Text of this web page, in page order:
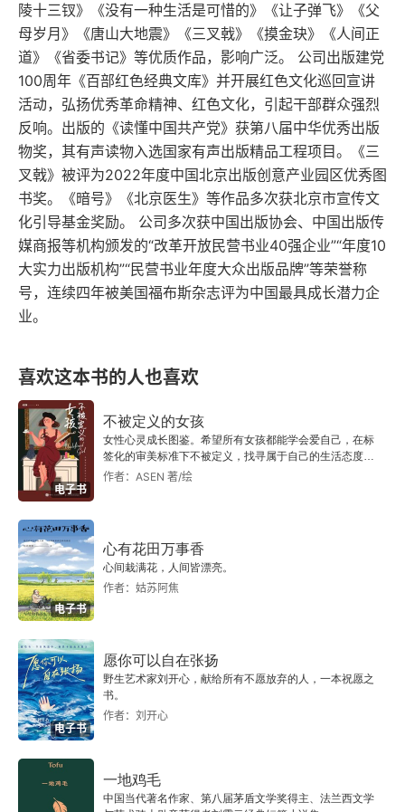
今朝有酒
白桦林
颠簸的记忆
借书奇遇记
华梅西餐厅
美丽的脆弱
草帽歌
北大荒的教育诗
后知青时代的“老三样”
赛什腾的月亮
麦秸垛和豆秸垛
复华去了柴达木
北大荒那盏马灯
第三辑 此去繁华，风景里有家
林荫路
平安即福
年轻时去远方漂泊
陵十三钗》《没有一种生活是可惜的》《让子弹飞》《父
母岁月》《唐山大地震》《三叉戟》《摸金玦》《人间正
道》《省委书记》等优质作品，影响广泛。 公司出版建党
100周年《百部红色经典文库》并开展红色文化巡回宣讲
活动，弘扬优秀革命精神、红色文化，引起干部群众强烈
反响。出版的《读懂中国共产党》获第八届中华优秀出版
物奖，其有声读物入选国家有声出版精品工程项目。《三
叉戟》被评为2022年度中国北京出版创意产业园区优秀图
书奖。《暗号》《北京医生》等作品多次获北京市宣传文
化引导基金奖励。 公司多次获中国出版协会、中国出版传
媒商报等机构颁发的“改革开放民营书业40强企业”“年度10
大实力出版机构”“民营书业年度大众出版品牌”等荣誉称
号，连续四年被美国福布斯杂志评为中国最具成长潜力企
业。
喜欢这本书的人也喜欢
电子书
不被定义的女孩
女性心灵成长图鉴。希望所有女孩都能学会爱自己，在标
签化的审美标准下不被定义，找寻属于自己的生活态度与
生活方式。
作者：ASEN 著/绘
电子书
心有花田万事香
心间栽满花，人间皆漂亮。
作者：姑苏阿焦
电子书
愿你可以自在张扬
野生艺术家刘开心，献给所有不愿放弃的人，一本祝愿之
书。
作者：刘开心
一地鸡毛
中国当代著名作家、第八届茅盾文学奖得主、法兰西文学